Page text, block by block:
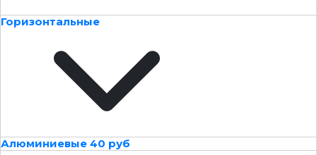
Горизонтальные
Алюминиевые 40 руб